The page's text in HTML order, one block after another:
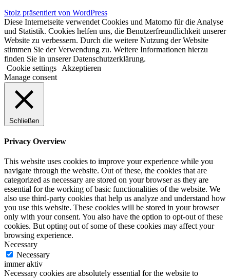
Stolz präsentiert von WordPress
Diese Internetseite verwendet Cookies und Matomo für die Analyse
und Statistik. Cookies helfen uns, die Benutzerfreundlichkeit unserer
Website zu verbessern. Durch die weitere Nutzung der Website
stimmen Sie der Verwendung zu. Weitere Informationen hierzu
finden Sie in unserer Datenschutzerklärung.
Cookie settings
Akzeptieren
Manage consent
Schließen
Privacy Overview
This website uses cookies to improve your experience while you
navigate through the website. Out of these, the cookies that are
categorized as necessary are stored on your browser as they are
essential for the working of basic functionalities of the website. We
also use third-party cookies that help us analyze and understand how
you use this website. These cookies will be stored in your browser
only with your consent. You also have the option to opt-out of these
cookies. But opting out of some of these cookies may affect your
browsing experience.
Necessary
Necessary
immer aktiv
Necessary cookies are absolutely essential for the website to